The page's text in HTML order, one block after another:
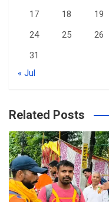
17
18 19
24
25 26
31
« Jul
Related Posts